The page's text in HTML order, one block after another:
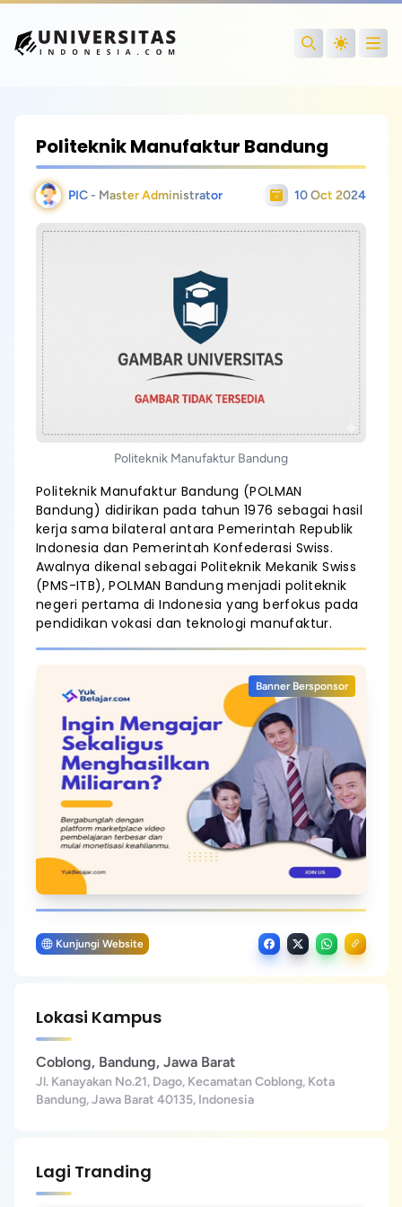
Search
Politeknik Manufaktur Bandung
PIC - Master Administrator 10 Oct 2024
Politeknik Manufaktur Bandung
Politeknik Manufaktur Bandung (POLMAN
Bandung) didirikan pada tahun 1976 sebagai hasil
kerja sama bilateral antara Pemerintah Republik
Indonesia dan Pemerintah Konfederasi Swiss.
Awalnya dikenal sebagai Politeknik Mekanik Swiss
(PMS-ITB), POLMAN Bandung menjadi politeknik
negeri pertama di Indonesia yang berfokus pada
pendidikan vokasi dan teknologi manufaktur.
Banner Bersponsor
Kunjungi Website
Lokasi Kampus
Coblong, Bandung, Jawa Barat
Jl. Kanayakan No.21, Dago, Kecamatan Coblong, Kota
Bandung, Jawa Barat 40135, Indonesia
Lagi Tranding